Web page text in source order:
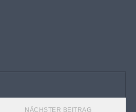
NÄCHSTER BEITRAG